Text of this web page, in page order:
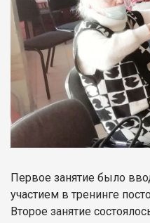
Первое занятие было
участием в тренинге
Второе занятие